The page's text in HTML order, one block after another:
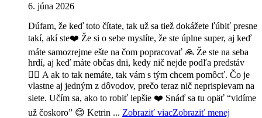
6. júna 2026
Dúfam, že keď toto čítate, tak už sa tiež dokážete ľúbiť presne
takí, akí ste❤️ Že si o sebe myslíte, že ste úplne super, aj keď
máte samozrejme ešte na čom popracovať 🙏 Že ste na seba
hrdí, aj keď máte občas dni, kedy nič nejde podľa predstáv
🤷‍♀️ A ak to tak nemáte, tak vám s tým chcem pomôcť. Čo je
vlastne aj jedným z dôvodov, prečo teraz nič neprispievam na
siete. Učím sa, ako to robiť lepšie ❤️ Snáď sa tu opäť “vidíme
už čoskoro” 😊 Ketrin ... Zobraziť viacZobraziť menej